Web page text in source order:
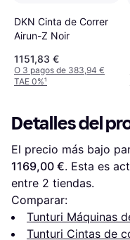
DKN Cinta de Correr
Airun-Z Noir
1151,83 €
O 3 pagos de 383,94 €
TAE 0%¹
Detalles del
El precio más bajo
1169,00 €. Esta es
entre 2 tiendas.
Comparar:
Tunturi Máquinas
Tunturi Cintas de